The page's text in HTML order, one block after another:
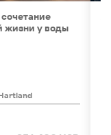
жизни у воды